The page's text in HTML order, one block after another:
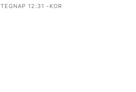
TEGNAP 12:31 -KOR